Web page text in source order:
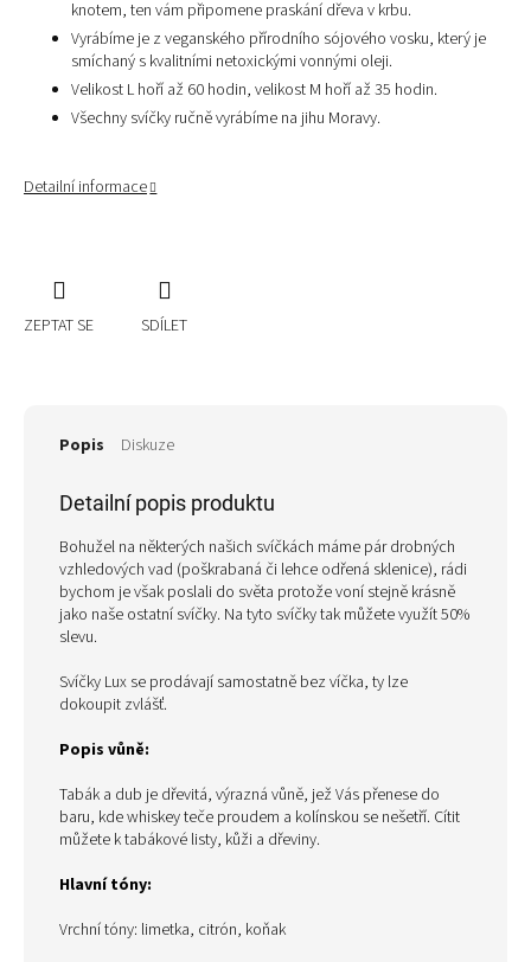
knotem, ten vám připomene praskání dřeva v krbu.
Vyrábíme je z veganského přírodního sójového vosku, který je
smíchaný s kvalitními netoxickými vonnými oleji.
Velikost L hoří až 60 hodin, velikost M hoří až 35 hodin.
Všechny svíčky ručně vyrábíme na jihu Moravy.
Detailní informace
ZEPTAT SE SDÍLET
Popis Diskuze
Detailní popis produktu
Bohužel na některých našich svíčkách máme pár drobných
vzhledových vad (poškrabaná či lehce odřená sklenice), rádi
bychom je však poslali do světa protože voní stejně krásně
jako naše ostatní svíčky. Na tyto svíčky tak můžete využít 50%
slevu.
Svíčky Lux se prodávají samostatně bez víčka, ty lze
dokoupit zvlášť.
Popis vůně:
Tabák a dub je dřevitá, výrazná vůně, jež Vás přenese do
baru, kde whiskey teče proudem a kolínskou se nešetří. Cítit
můžete k tabákové listy, kůži a dřeviny.
Hlavní tóny:
Vrchní tóny: limetka, citrón, koňak